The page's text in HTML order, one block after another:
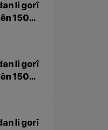
li gorî
1501-
li gorî
1501-
li gorî